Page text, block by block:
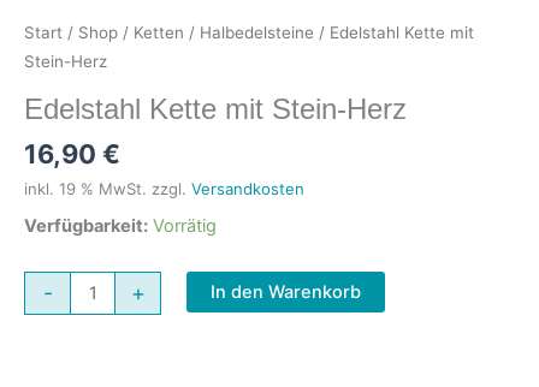
Start / Shop / Ketten / Halbedelsteine / Edelstahl Kette mit
Stein-Herz
Edelstahl Kette mit Stein-Herz
16,90 €
inkl. 19 % MwSt. zzgl. Versandkosten
Verfügbarkeit: Vorrätig
-
Edelstahl
Kette
+ In den Warenkorb